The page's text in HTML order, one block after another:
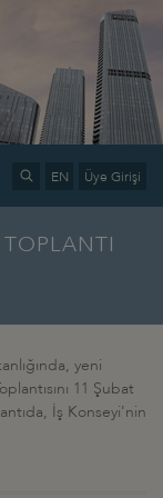
EN Üye Girişi
yeni
11 Şubat
İş Konseyi'nin